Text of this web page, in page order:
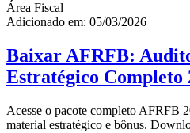
Área Fiscal
Adicionado em: 05/03/2026
Baixar AFRFB:
Estratégico Completo
Acesse o pacote completo AFRFB
material estratégico e bônus.